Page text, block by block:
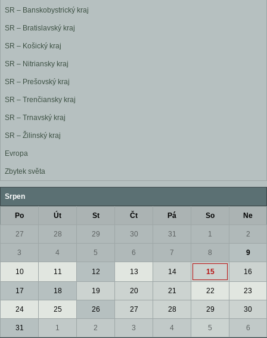
SR – Banskobystrický kraj
SR – Bratislavský kraj
SR – Košický kraj
SR – Nitriansky kraj
SR – Prešovský kraj
SR – Trenčiansky kraj
SR – Trnavský kraj
SR – Žilinský kraj
Evropa
Zbytek světa
Srpen
Po Út St Čt Pá So Ne
27 28 29 30 31 1 2
3 4 5 6 7 8 9
10 11 12 13 14 15 16
17 18 19 20 21 22 23
24 25 26 27 28 29 30
31 1 2 3 4 5 6